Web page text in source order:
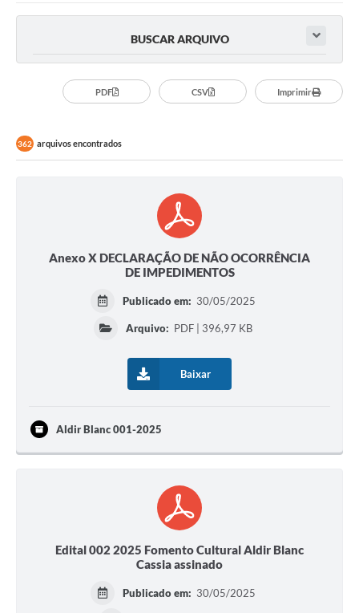
Publicações Oficiais
Minas Consciente
Atas - Patrimônio Histórico
Acervo de livros Biblioteca Dr. Octávio Augusto Borges
Legislação e Decretos Municipais
Boletim de Vigilância em Saúde
BUSCAR ARQUIVO
PDF CSV Imprimir
362 arquivos encontrados
Anexo X DECLARAÇÃO DE NÃO OCORRÊNCIA
DE IMPEDIMENTOS
Publicado em: 30/05/2025
Arquivo: PDF | 396,97 KB
Baixar
Aldir Blanc 001-2025
Edital 002 2025 Fomento Cultural Aldir Blanc
Cassia assinado
Publicado em: 30/05/2025